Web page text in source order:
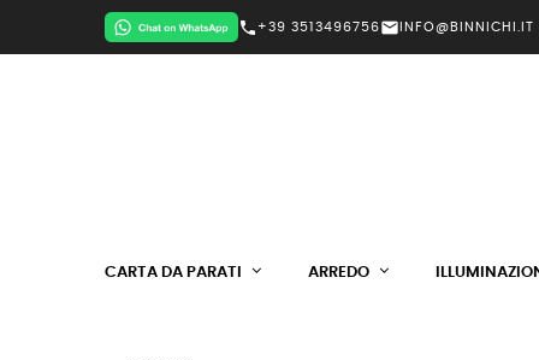
call +39 3513496756mail INFO@BINNICHI.IT
CARTA DA PARATI ARREDO